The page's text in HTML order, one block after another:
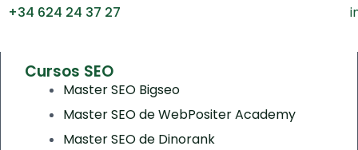
+34 624 24 37 27
Cursos SEO
Master SEO Bigseo
Master SEO de WebPositer Academy
Master SEO de Dinorank